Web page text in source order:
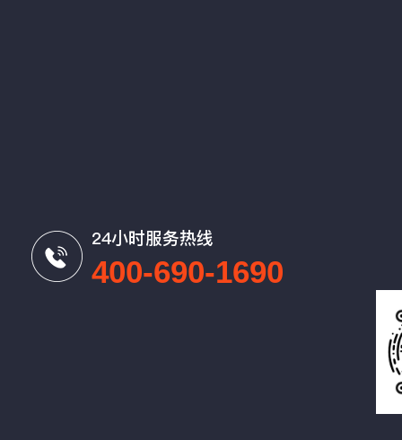
24小时服务热线
400-690-1690